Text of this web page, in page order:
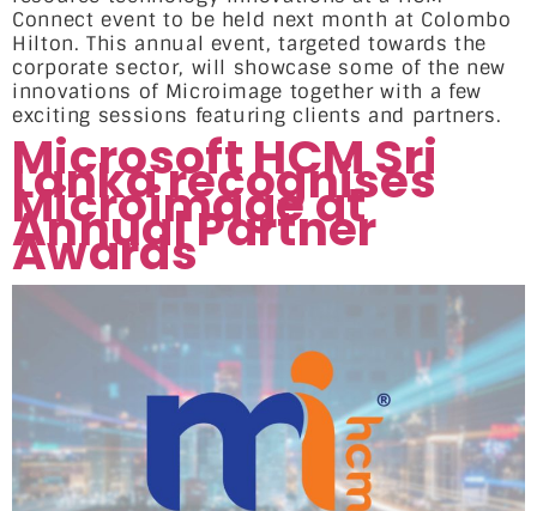
Connect event to be held next month at Colombo
Hilton. This annual event, targeted towards the
corporate sector, will showcase some of the new
innovations of Microimage together with a few
exciting sessions featuring clients and partners.
Microsoft HCM Sri
Lanka recognises
Microimage at
Annual Partner
Awards